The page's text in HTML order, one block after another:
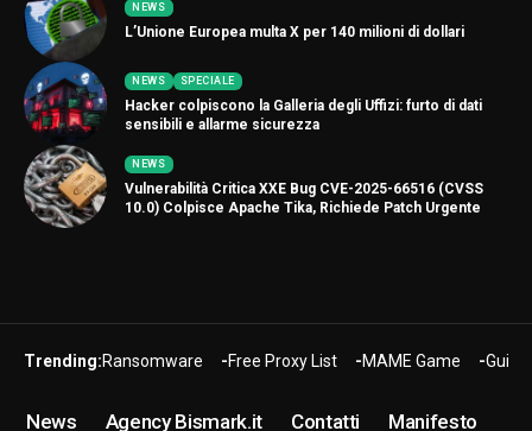
NEWS
L’Unione Europea multa X per 140 milioni di dollari
NEWS SPECIALE
Hacker colpiscono la Galleria degli Uffizi: furto di dati
sensibili e allarme sicurezza
NEWS
Vulnerabilità Critica XXE Bug CVE-2025-66516 (CVSS
10.0) Colpisce Apache Tika, Richiede Patch Urgente
Trending:Ransomware Free Proxy List MAME Game Guide
News Agency Bismark.it Contatti Manifesto